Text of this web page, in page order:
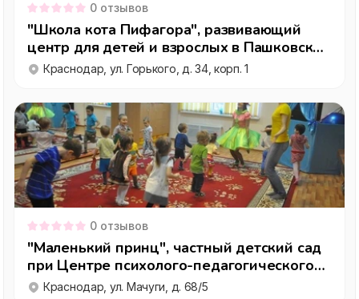
0 отзывов
"Школа кота Пифагора", развивающий
центр для детей и взрослых в Пашковском
микрорайоне, Краснодар
Краснодар, ул. Горького, д. 34, корп. 1
0 отзывов
"Маленький принц", частный детский сад
при Центре психолого-педагогического
сопровождения, Краснодар
Краснодар, ул. Мачуги, д. 68/5